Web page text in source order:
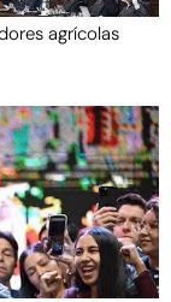
agrícolas